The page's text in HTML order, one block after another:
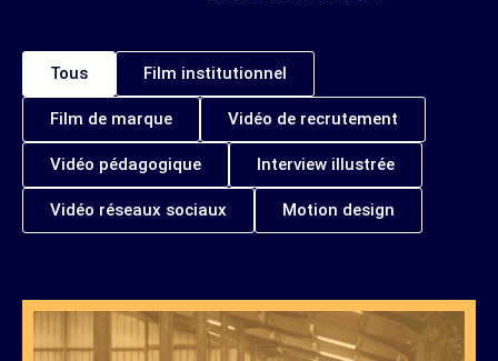
Tous Film institutionnel
Film de marque Vidéo de recrutement
Vidéo pédagogique Interview illustrée
Vidéo réseaux sociaux Motion design